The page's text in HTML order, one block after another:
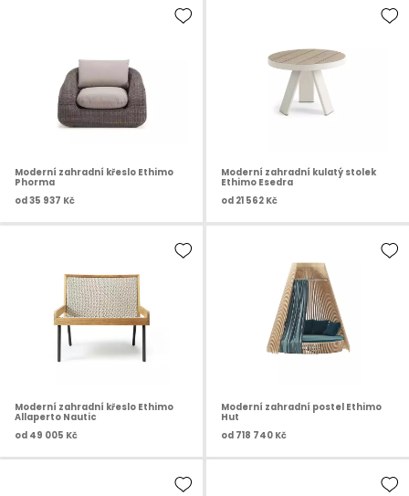
Moderní zahradní křeslo Ethimo
Phorma
od 35 937 Kč
Moderní zahradní kulatý stolek
Ethimo Esedra
od 21 562 Kč
Moderní zahradní křeslo Ethimo
Allaperto Nautic
od 49 005 Kč
Moderní zahradní postel Ethimo
Hut
od 718 740 Kč